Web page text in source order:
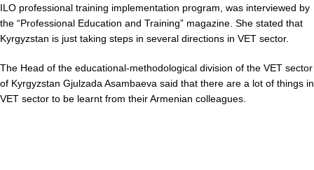
ILO professional training implementation program, was interviewed by
the “Professional Education and Training” magazine. She stated that
Kyrgyzstan is just taking steps in several directions in VET sector.
The Head of the educational-methodological division of the VET sector
of Kyrgyzstan Gjulzada Asambaeva said that there are a lot of things in
VET sector to be learnt from their Armenian colleagues.